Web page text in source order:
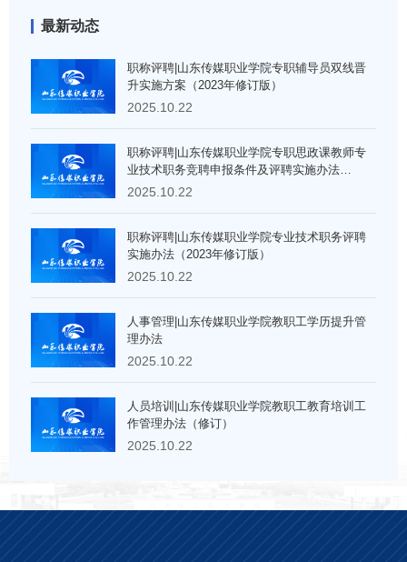
最新动态
职称评聘|山东传媒职业学院专职辅导员双线晋
升实施方案（2023年修订版）
2025.10.22
职称评聘|山东传媒职业学院专职思政课教师专
业技术职务竞聘申报条件及评聘实施办法
（2023年修订）
2025.10.22
职称评聘|山东传媒职业学院专业技术职务评聘
实施办法（2023年修订版）
2025.10.22
人事管理|山东传媒职业学院教职工学历提升管
理办法
2025.10.22
人员培训|山东传媒职业学院教职工教育培训工
作管理办法（修订）
2025.10.22